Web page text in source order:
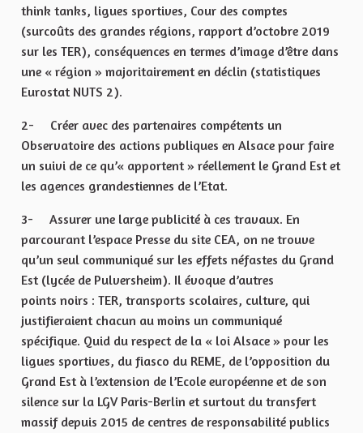
think tanks, ligues sportives, Cour des comptes
(surcoûts des grandes régions, rapport d’octobre 2019
sur les TER), conséquences en termes d’image d’être dans
une « région » majoritairement en déclin (statistiques
Eurostat NUTS 2).
2- Créer avec des partenaires compétents un
Observatoire des actions publiques en Alsace pour faire
un suivi de ce qu’« apportent » réellement le Grand Est et
les agences grandestiennes de l’Etat.
3- Assurer une large publicité à ces travaux. En
parcourant l’espace Presse du site CEA, on ne trouve
qu’un seul communiqué sur les effets néfastes du Grand
Est (lycée de Pulversheim). Il évoque d’autres
points noirs : TER, transports scolaires, culture, qui
justifieraient chacun au moins un communiqué
spécifique. Quid du respect de la « loi Alsace » pour les
ligues sportives, du fiasco du REME, de l’opposition du
Grand Est à l’extension de l’Ecole européenne et de son
silence sur la LGV Paris-Berlin et surtout du transfert
massif depuis 2015 de centres de responsabilité publics